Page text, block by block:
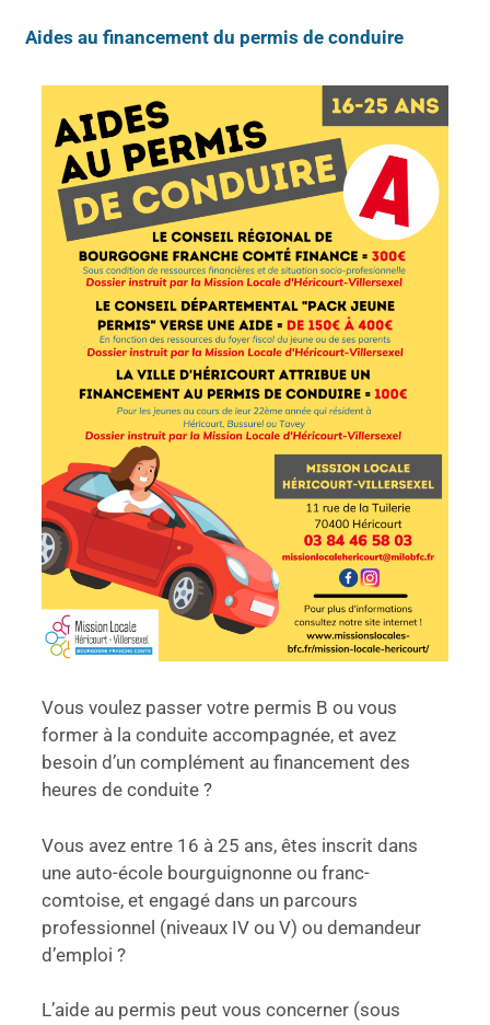
Aides au financement du permis de conduire
Vous voulez passer votre permis B ou vous
former à la conduite accompagnée, et avez
besoin d’un complément au financement des
heures de conduite ?
Vous avez entre 16 à 25 ans, êtes inscrit dans
une auto-école bourguignonne ou franc-
comtoise, et engagé dans un parcours
professionnel (niveaux IV ou V) ou demandeur
d’emploi ?
L’aide au permis peut vous concerner (sous